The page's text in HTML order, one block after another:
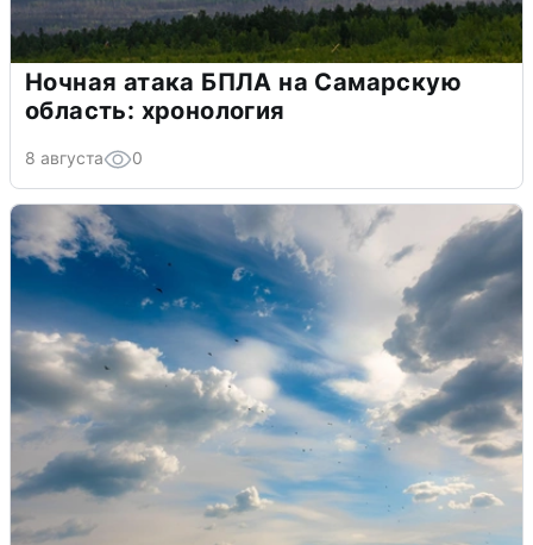
Ночная атака БПЛА на Самарскую
область: хронология
8 августа 0